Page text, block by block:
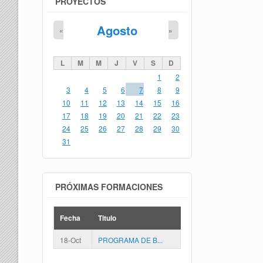
Agosto
« »
L M M J V S D
1
2
3
4 5 6 7 8
9
10
11 12 13 14 15
16
17
18 19 20 21 22
23
24
25 26 27 28 29
30
31
PRÓXIMAS FORMACIONES
Fecha Titulo
18-Oct PROGRAMA DE B...